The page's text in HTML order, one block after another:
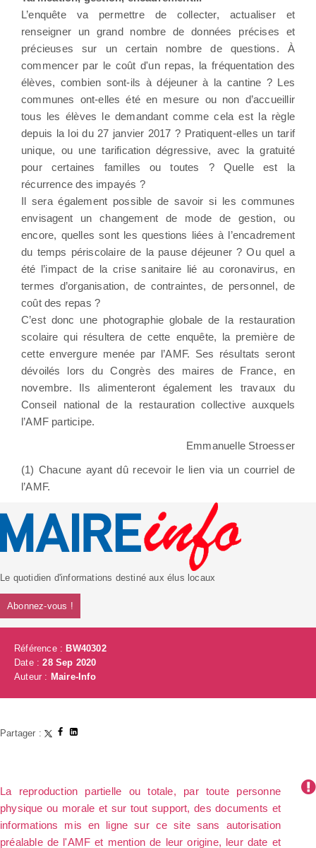
L’enquête va permettre de collecter, actualiser et
renseigner un grand nombre de données précises et
précieuses sur un certain nombre de questions. À
commencer par le coût d'un repas, la fréquentation des
élèves, combien sont-ils à déjeuner à la cantine ? Les
communes ont-elles été en mesure ou non d’accueillir
tous les élèves le demandant comme cela est la règle
depuis la loi du 27 janvier 2017 ? Pratiquent-elles un tarif
unique, ou une tarification dégressive, avec la gratuité
pour certaines familles ou toutes ? Quelle est la
récurrence des impayés ?
Il sera également possible de savoir si les communes
envisagent un changement de mode de gestion, ou
encore, quelles sont les questions liées à l’encadrement
du temps périscolaire de la pause déjeuner ? Ou quel a
été l’impact de la crise sanitaire lié au coronavirus, en
termes d’organisation, de contraintes, de personnel, de
coût des repas ?
C’est donc une photographie globale de la restauration
scolaire qui résultera de cette enquête, la première de
cette envergure menée par l’AMF. Ses résultats seront
dévoilés lors du Congrès des maires de France, en
novembre. Ils alimenteront également les travaux du
Conseil national de la restauration collective auxquels
l’AMF participe.
Emmanuelle Stroesser
(1) Chacune ayant dû recevoir le lien via un courriel de
l’AMF.
Le quotidien d'informations destiné aux élus locaux
Abonnez-vous !
Référence : BW40302
Date :28 Sep 2020
Auteur : Maire-Info
Partager :
La reproduction partielle ou totale, par toute personne
physique ou morale et sur tout support, des documents et
informations mis en ligne sur ce site sans autorisation
préalable de l'AMF et mention de leur origine, leur date et